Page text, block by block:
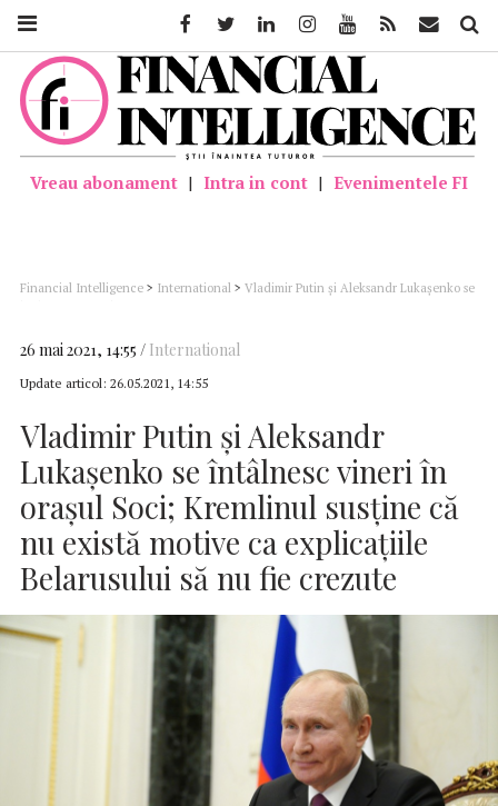
Vreau abonament | Intra in cont | Evenimentele FI
Financial Intelligence > International > Vladimir Putin şi Aleksandr Lukaşenko se
26 mai 2021, 14:55 International
Update articol: 26.05.2021, 14:55
Vladimir Putin şi Aleksandr
Lukaşenko se întâlnesc vineri în
oraşul Soci; Kremlinul susţine că
nu există motive ca explicaţiile
Belarusului să nu fie crezute
FacebookTwitter LinkedinInstagramYoutube Feed Mail